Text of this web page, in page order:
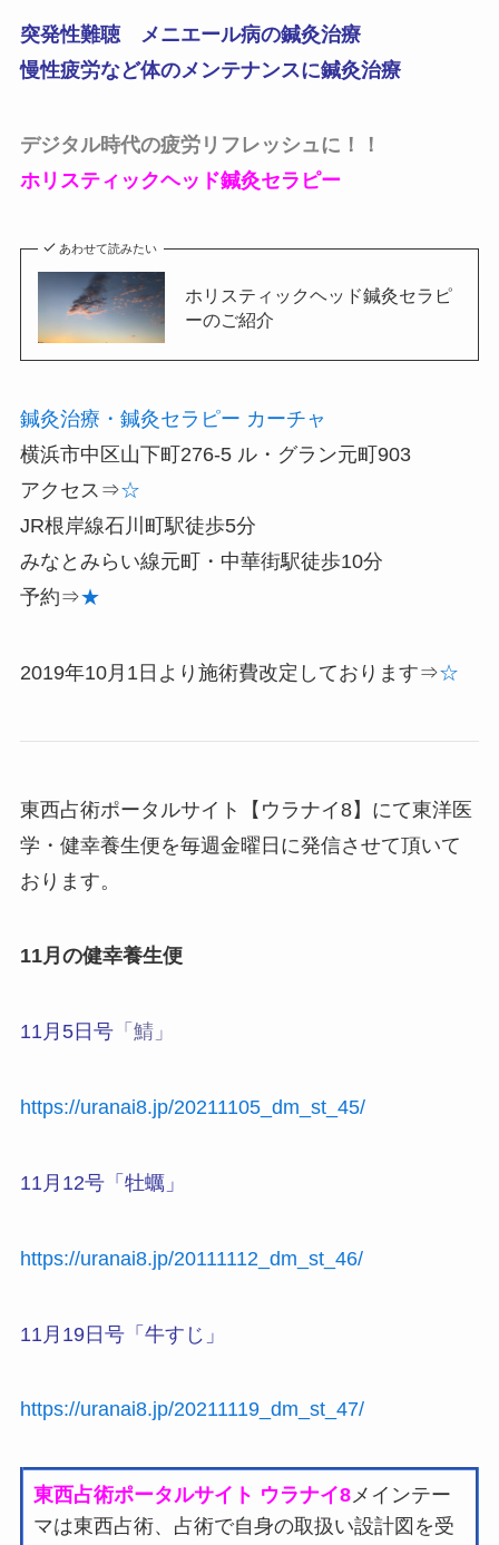
突発性難聴 メニエール病の鍼灸治療
慢性疲労など体のメンテナンスに鍼灸治療
デジタル時代の疲労リフレッシュに！！
ホリスティックヘッド鍼灸セラピー
あわせて読みたい
ホリスティックヘッド鍼灸セラピ
ーのご紹介
鍼灸治療・鍼灸セラピー カーチャ
横浜市中区山下町276-5 ル・グラン元町903
アクセス⇒☆
JR根岸線石川町駅徒歩5分
みなとみらい線元町・中華街駅徒歩10分
予約⇒★
2019年10月1日より施術費改定しております⇒☆
東西占術ポータルサイト【ウラナイ8】にて東洋医
学・健幸養生便を毎週金曜日に発信させて頂いて
おります。
11月の健幸養生便
11月5日号「鯖」
https://uranai8.jp/20211105_dm_st_45/
11月12号「牡蠣」
https://uranai8.jp/20111112_dm_st_46/
11月19日号「牛すじ」
https://uranai8.jp/20211119_dm_st_47/
東西占術ポータルサイト ウラナイ8メインテー
マは東西占術、占術で自身の取扱い設計図を受